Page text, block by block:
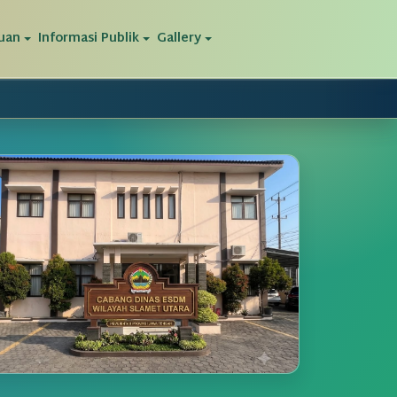
Informasi Publik Gallery